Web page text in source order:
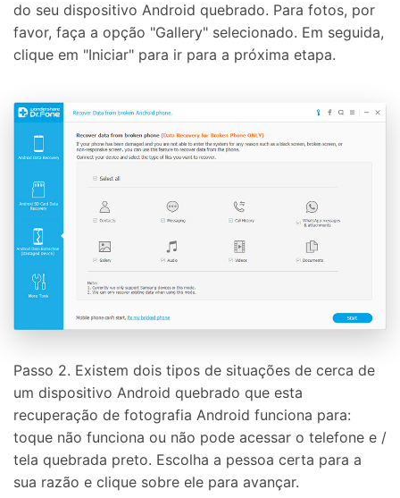
do seu dispositivo Android quebrado. Para fotos, por
favor, faça a opção "Gallery" selecionado. Em seguida,
clique em "Iniciar" para ir para a próxima etapa.
Passo 2. Existem dois tipos de situações de cerca de
um dispositivo Android quebrado que esta
recuperação de fotografia Android funciona para:
toque não funciona ou não pode acessar o telefone e /
tela quebrada preto. Escolha a pessoa certa para a
sua razão e clique sobre ele para avançar.